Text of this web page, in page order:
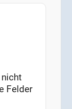
nicht
Felder